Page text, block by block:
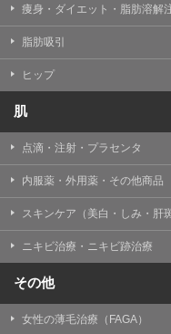
TCBグループが運営す
として患者様の履歴
アクセスログはWEB
る統計分析のために
用されることはありま
事業上の必要性等に
す。
掲載したときをもって
痩身・ダイエット・脂肪溶解
脂肪吸引
ヒップ
肌
点滴・注射・プラセンタ
内服薬・外用薬・その他商品
スキンケア（美白・しみ・肝斑
ニキビ治療・ニキビ跡治療
その他
女性の薄毛治療（FAGA）